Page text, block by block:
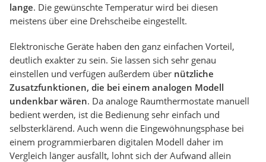
lange. Die gewünschte Temperatur wird bei diesen
meistens über eine Drehscheibe eingestellt.
Elektronische Geräte haben den ganz einfachen Vorteil,
deutlich exakter zu sein. Sie lassen sich sehr genau
einstellen und verfügen außerdem über nützliche
Zusatzfunktionen, die bei einem analogen Modell
undenkbar wären. Da analoge Raumthermostate manuell
bedient werden, ist die Bedienung sehr einfach und
selbsterklärend. Auch wenn die Eingewöhnungsphase bei
einem programmierbaren digitalen Modell daher im
Vergleich länger ausfällt, lohnt sich der Aufwand allein